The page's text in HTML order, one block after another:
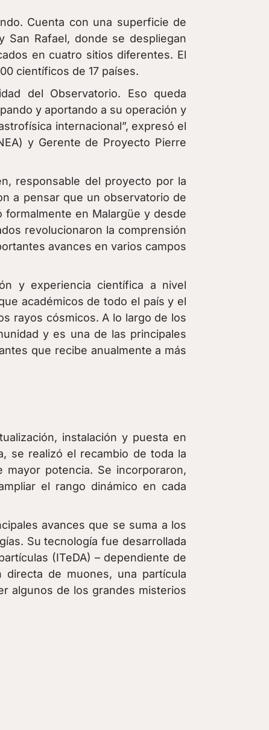
Cuenta con una superficie de
San Rafael, donde se despliegan
en cuatro sitios diferentes. El
científicos de 17 países.
del Observatorio. Eso queda
y aportando a su operación y
internacional”, expresó el
y Gerente de Proyecto Pierre
responsable del proyecto por la
a pensar que un observatorio de
formalmente en Malargüe y desde
revolucionaron la comprensión
avances en varios campos
y experiencia científica a nivel
académicos de todo el país y el
rayos cósmicos. A lo largo de los
y es una de las principales
que recibe anualmente a más
instalación y puesta en
se realizó el recambio de toda la
potencia. Se incorporaron,
el rango dinámico en cada
avances que se suma a los
Su tecnología fue desarrollada
(ITeDA) – dependiente de
directa de muones, una partícula
algunos de los grandes misterios